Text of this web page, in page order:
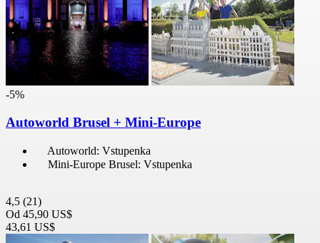
-5%
Autoworld Brusel + Mini-Europe
Autoworld: Vstupenka
Mini-Europe Brusel: Vstupenka
4,5 (21)
Od 45,90 US$
43,61 US$